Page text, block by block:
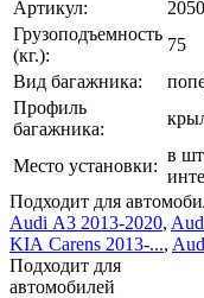
Артикул:
Грузоподъемность
(кг.):
75
Вид багажника:
Профиль
багажника:
Место установки:
в
Подходит для
Audi A3 2013-2020,
KIA Carens 2013-...,
Подходит для
автомобилей